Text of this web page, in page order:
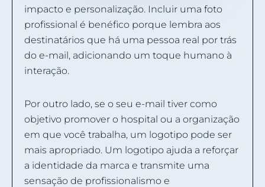
impacto e personalização. Incluir uma foto
profissional é benéfico porque lembra aos
destinatários que há uma pessoa real por trás
do e-mail, adicionando um toque humano à
interação.
Por outro lado, se o seu e-mail tiver como
objetivo promover o hospital ou a organização
em que você trabalha, um logotipo pode ser
mais apropriado. Um logotipo ajuda a reforçar
a identidade da marca e transmite uma
sensação de profissionalismo e